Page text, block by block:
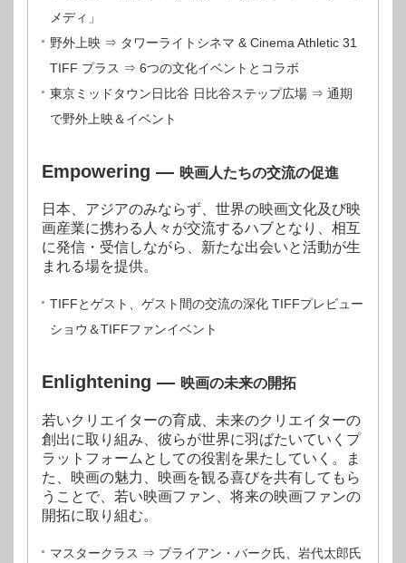
メディ」
野外上映 ⇒ タワーライトシネマ & Cinema Athletic 31
TIFF プラス ⇒ 6つの文化イベントとコラボ
東京ミッドタウン日比谷 日比谷ステップ広場 ⇒ 通期
で野外上映＆イベント
Empowering ― 映画人たちの交流の促進
日本、アジアのみならず、世界の映画文化及び映
画産業に携わる人々が交流するハブとなり、相互
に発信・受信しながら、新たな出会いと活動が生
まれる場を提供。
TIFFとゲスト、ゲスト間の交流の深化 TIFFプレビュー
ショウ＆TIFFファンイベント
Enlightening ― 映画の未来の開拓
若いクリエイターの育成、未来のクリエイターの
創出に取り組み、彼らが世界に羽ばたいていくプ
ラットフォームとしての役割を果たしていく。ま
た、映画の魅力、映画を観る喜びを共有してもら
うことで、若い映画ファン、将来の映画ファンの
開拓に取り組む。
マスタークラス ⇒ ブライアン・バーク氏、岩代太郎氏